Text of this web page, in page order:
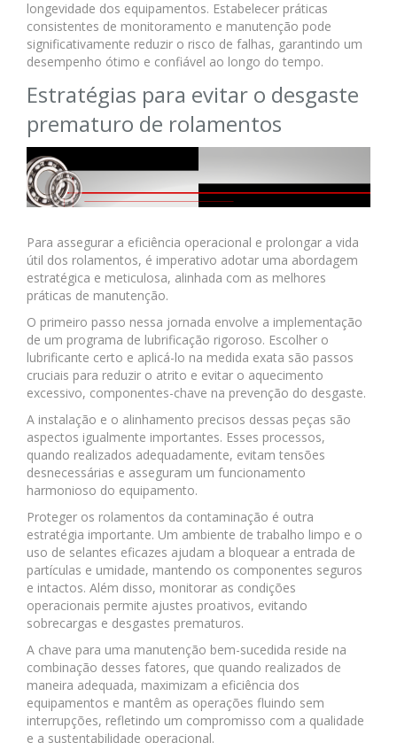
longevidade dos equipamentos. Estabelecer práticas
consistentes de monitoramento e manutenção pode
significativamente reduzir o risco de falhas, garantindo um
desempenho ótimo e confiável ao longo do tempo.
Estratégias para evitar o desgaste
prematuro de rolamentos
Para assegurar a eficiência operacional e prolongar a vida
útil dos rolamentos, é imperativo adotar uma abordagem
estratégica e meticulosa, alinhada com as melhores
práticas de manutenção.
O primeiro passo nessa jornada envolve a implementação
de um programa de lubrificação rigoroso. Escolher o
lubrificante certo e aplicá-lo na medida exata são passos
cruciais para reduzir o atrito e evitar o aquecimento
excessivo, componentes-chave na prevenção do desgaste.
A instalação e o alinhamento precisos dessas peças são
aspectos igualmente importantes. Esses processos,
quando realizados adequadamente, evitam tensões
desnecessárias e asseguram um funcionamento
harmonioso do equipamento.
Proteger os rolamentos da contaminação é outra
estratégia importante. Um ambiente de trabalho limpo e o
uso de selantes eficazes ajudam a bloquear a entrada de
partículas e umidade, mantendo os componentes seguros
e intactos. Além disso, monitorar as condições
operacionais permite ajustes proativos, evitando
sobrecargas e desgastes prematuros.
A chave para uma manutenção bem-sucedida reside na
combinação desses fatores, que quando realizados de
maneira adequada, maximizam a eficiência dos
equipamentos e mantêm as operações fluindo sem
interrupções, refletindo um compromisso com a qualidade
e a sustentabilidade operacional.